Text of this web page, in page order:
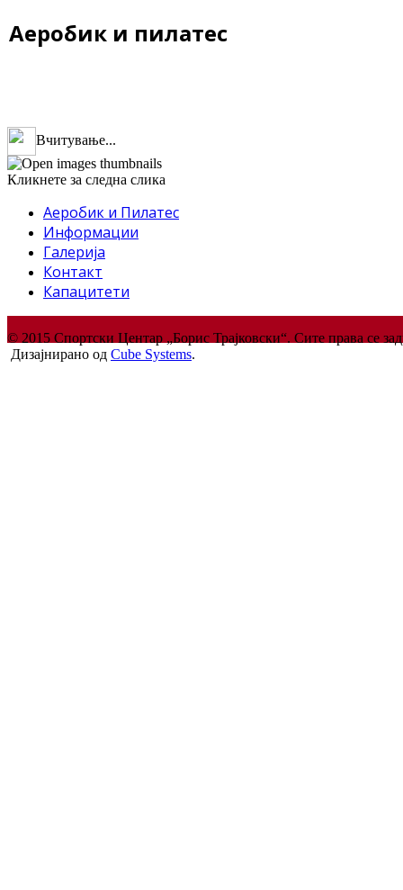
Аеробик и пилатес
Вчитување...
Кликнете за следна слика
Аеробик и Пилатес
Информации
Галерија
Контакт
Капацитети
© 2015 Спортски Центар „Борис Трајковски“. Сите права се
Дизајнирано од Cube Systems.